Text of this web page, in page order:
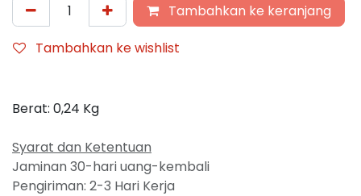
Tambahkan ke keranjang
Tambahkan ke wishlist
Berat: 0,24 Kg
Syarat dan Ketentuan
Jaminan 30-hari uang-kembali
Pengiriman: 2-3 Hari Kerja